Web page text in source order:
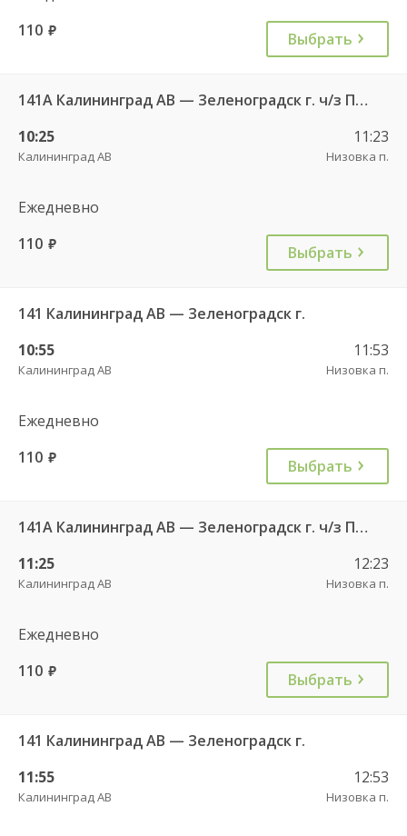
110 руб. Выбрать
141А Калининград АВ — Зеленоградск г. ч/з Петрово п.
10:25
Калининград АВ
11:23
Низовка п.
Ежедневно
110 руб. Выбрать
141 Калининград АВ — Зеленоградск г.
10:55
Калининград АВ
11:53
Низовка п.
Ежедневно
110 руб. Выбрать
141А Калининград АВ — Зеленоградск г. ч/з Петрово п.
11:25
Калининград АВ
12:23
Низовка п.
Ежедневно
110 руб. Выбрать
141 Калининград АВ — Зеленоградск г.
11:55
Калининград АВ
12:53
Низовка п.